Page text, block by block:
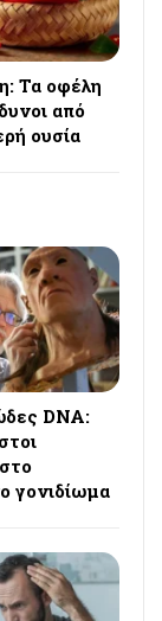
Τα οφέλη
από
ουσία
DNA:
γονιδίωμα